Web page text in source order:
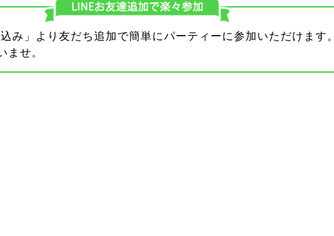
み」より友だち追加で簡単にパーティーに参加いただけます。
ませ。